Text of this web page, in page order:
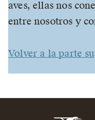
aves, ellas nos
entre nosotros y
Volver a la parte